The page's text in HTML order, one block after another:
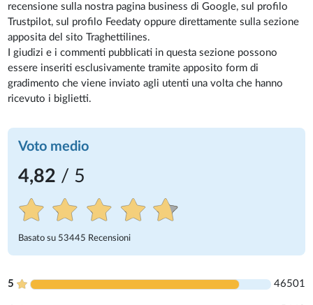
recensione sulla nostra pagina business di Google, sul profilo
Trustpilot, sul profilo Feedaty oppure direttamente sulla sezione
apposita del sito Traghettilines.
I giudizi e i commenti pubblicati in questa sezione possono
essere inseriti esclusivamente tramite apposito form di
gradimento che viene inviato agli utenti una volta che hanno
ricevuto i biglietti.
Voto medio
4,82 / 5
Basato su 53445 Recensioni
5 46501